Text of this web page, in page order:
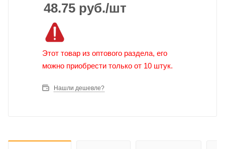
48.75 руб./шт
Этот товар из оптового раздела, его
можно приобрести только от 10 штук.
Нашли дешевле?